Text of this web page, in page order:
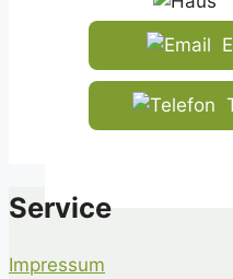
Service
Impressum